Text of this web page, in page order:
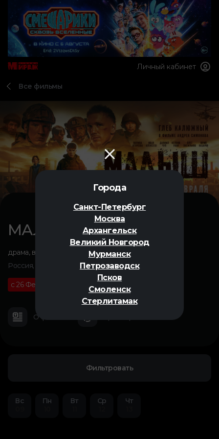
Города
Санкт-Петербург
Москва
Архангельск
Великий Новгород
Мурманск
Петрозаводск
Псков
Смоленск
Стерлитамак
Личный кабинет
Все фильмы
МАЛЫШ
драма,военный
Россия, 2026
с 26 Февраля 01 ч 54 м
О фильме
Фильтровать
Вс
Пн
Вт
Ср
Чт